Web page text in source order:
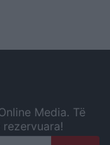
Media. Të